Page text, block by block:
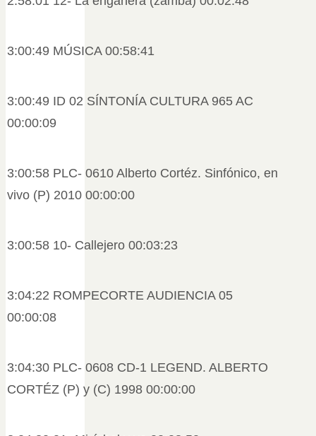
3:00:49 MÚSICA 00:58:41
3:00:49 ID 02 SÍNTONÍA CULTURA 965 AC
00:00:09
3:00:58 PLC- 0610 Alberto Cortéz. Sinfónico, en
vivo (P) 2010 00:00:00
3:00:58 10- Callejero 00:03:23
3:04:22 ROMPECORTE AUDIENCIA 05
00:00:08
3:04:30 PLC- 0608 CD-1 LEGEND. ALBERTO
CORTÉZ (P) y (C) 1998 00:00:00